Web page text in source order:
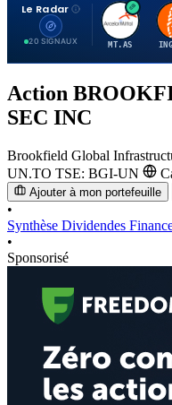
Le Radar
20 SIGNAUX
A
MT.AS
Action
SEC INC
Brookfield Global
UN.TO TSE: BGI-UN
Ajouter à mon portefeuille
•
Synthèse Dividendes
•
Sponsorisé